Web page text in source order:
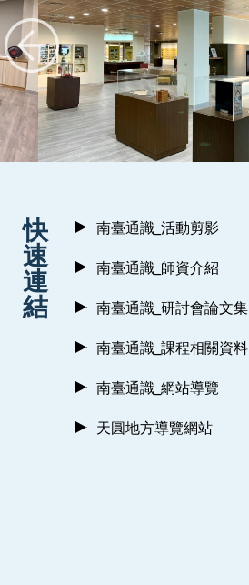
快
速
連
結
南臺通識_活動剪影
南臺通識_師資介紹
南臺通識_研討會論文集
南臺通識_課程相關資料
南臺通識_網站導覽
天圓地方導覽網站